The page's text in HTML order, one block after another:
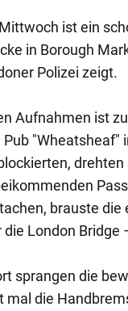
ist ein
in Borough
Polizei zeigt.
Aufnahmen ist
Pub "Wheatsheaf"
brauste
die London Bridge
sprangen die
mal die